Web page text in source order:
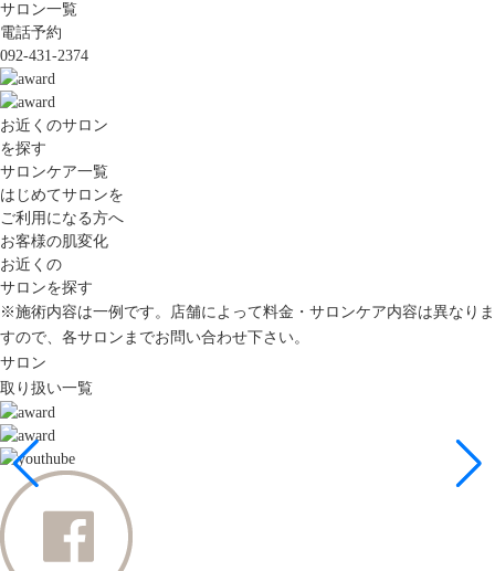
サロン一覧
電話予約
092-431-2374
お近くのサロン
を探す
サロンケア一覧
はじめてサロンを
ご利用になる方へ
お客様の肌変化
お近くの
サロンを探す
※施術内容は一例です。店舗によって料金・サロンケア内容は異なりま
すので、各サロンまでお問い合わせ下さい。
サロン
取り扱い一覧